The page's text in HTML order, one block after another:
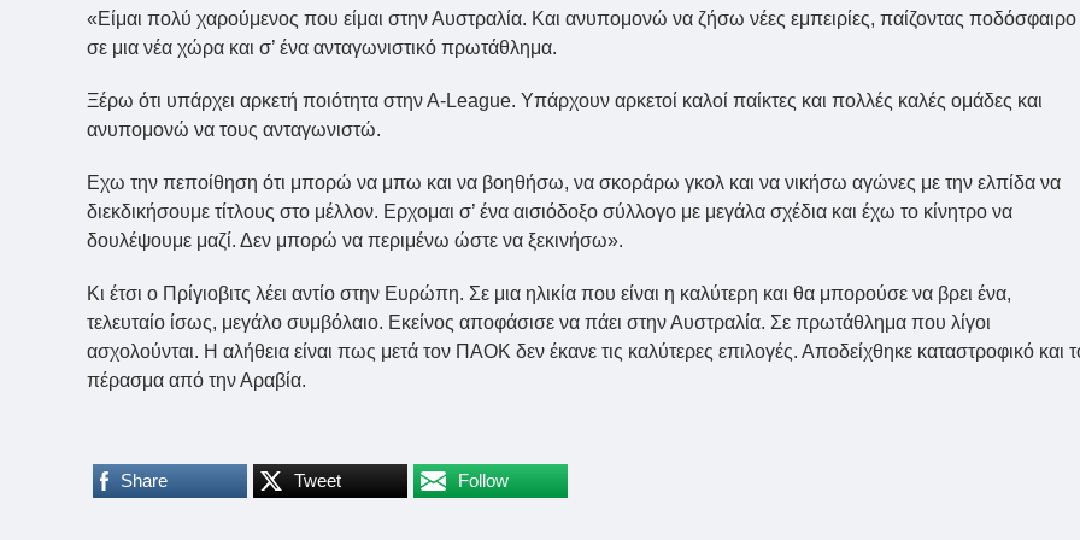
«Είμαι πολύ χαρούμενος που είμαι στην Αυστραλία. Και ανυπομονώ να ζήσω νέες εμπειρίες, παίζοντας ποδόσφαιρο
σε μια νέα χώρα και σ’ ένα ανταγωνιστικό πρωτάθλημα.
Ξέρω ότι υπάρχει αρκετή ποιότητα στην Α-League. Υπάρχουν αρκετοί καλοί παίκτες και πολλές καλές ομάδες και
ανυπομονώ να τους ανταγωνιστώ.
Εχω την πεποίθηση ότι μπορώ να μπω και να βοηθήσω, να σκοράρω γκολ και να νικήσω αγώνες με την ελπίδα να
διεκδικήσουμε τίτλους στο μέλλον. Ερχομαι σ’ ένα αισιόδοξο σύλλογο με μεγάλα σχέδια και έχω το κίνητρο να
δουλέψουμε μαζί. Δεν μπορώ να περιμένω ώστε να ξεκινήσω».
Κι έτσι ο Πρίγιοβιτς λέει αντίο στην Ευρώπη. Σε μια ηλικία που είναι η καλύτερη και θα μπορούσε να βρει ένα,
τελευταίο ίσως, μεγάλο συμβόλαιο. Εκείνος αποφάσισε να πάει στην Αυστραλία. Σε πρωτάθλημα που λίγοι
ασχολούνται. Η αλήθεια είναι πως μετά τον ΠΑΟΚ δεν έκανε τις καλύτερες επιλογές. Αποδείχθηκε καταστροφικό και
πέρασμα από την Αραβία.
Share Tweet Follow